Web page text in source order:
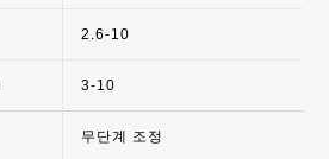
2.6-10
3-10
무단계 조정